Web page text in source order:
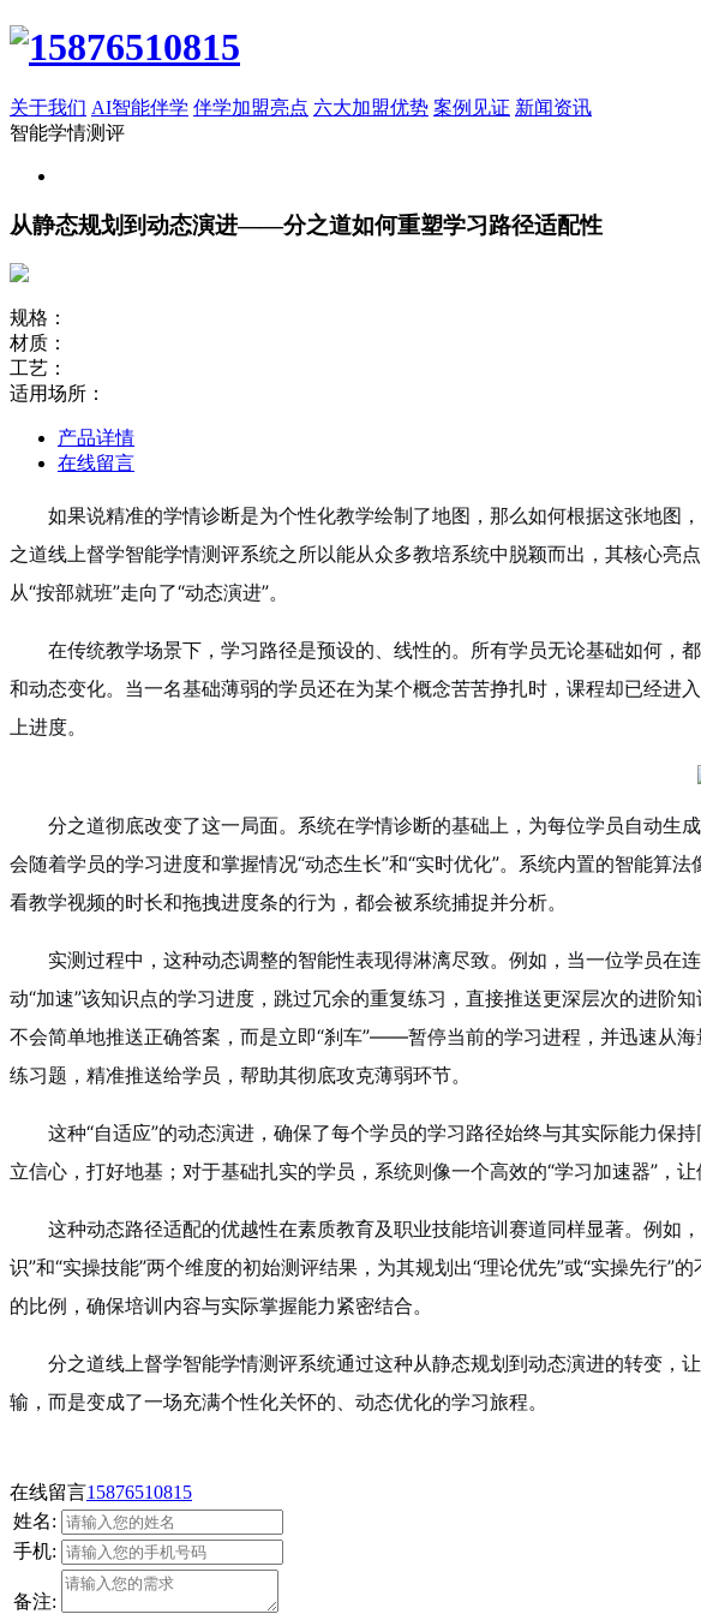
关于我们 AI智能伴学 伴学加盟亮点 六大加盟优势 案例见证 新闻资讯
智能学情测评
从静态规划到动态演进——分之道如何重塑学习路径适配性
规格：
材质：
工艺：
适用场所：
产品详情
在线留言
如果说精准的学情诊断是为个性化教学绘制了地图，那么如何根据这张地图
之道线上督学智能学情测评系统之所以能从众多教培系统中脱颖而出，其核心亮
从“按部就班”走向了“动态演进”。
在传统教学场景下，学习路径是预设的、线性的。所有学员无论基础如何
和动态变化。当一名基础薄弱的学员还在为某个概念苦苦挣扎时，课程却已经
上进度。
分之道彻底改变了这一局面。系统在学情诊断的基础上，为每位学员自动生
会随着学员的学习进度和掌握情况“动态生长”和“实时优化”。系统内置的智能
看教学视频的时长和拖拽进度条的行为，都会被系统捕捉并分析。
实测过程中，这种动态调整的智能性表现得淋漓尽致。例如，当一位学员
动“加速”该知识点的学习进度，跳过冗余的重复练习，直接推送更深层次的进阶
不会简单地推送正确答案，而是立即“刹车”——暂停当前的学习进程，并迅速从
练习题，精准推送给学员，帮助其彻底攻克薄弱环节。
这种“自适应”的动态演进，确保了每个学员的学习路径始终与其实际能力保
立信心，打好地基；对于基础扎实的学员，系统则像一个高效的“学习加速器”，
这种动态路径适配的优越性在素质教育及职业技能培训赛道同样显著。例如
识”和“实操技能”两个维度的初始测评结果，为其规划出“理论优先”或“实操先行
的比例，确保培训内容与实际掌握能力紧密结合。
分之道线上督学智能学情测评系统通过这种从静态规划到动态演进的转变，
输，而是变成了一场充满个性化关怀的、动态优化的学习旅程。
在线留言15876510815
姓名:
手机:
备注: